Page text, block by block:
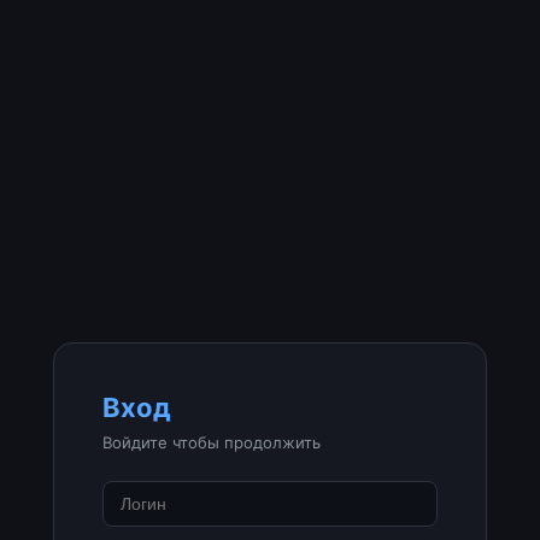
Вход
Войдите чтобы продолжить